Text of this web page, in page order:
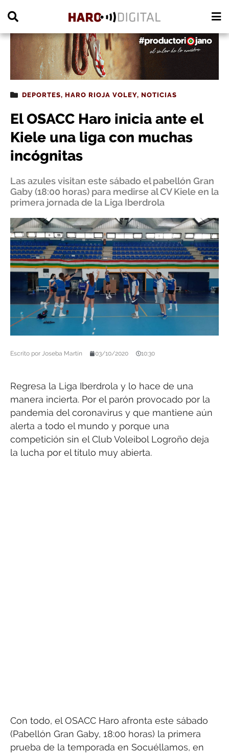
DEPORTES, HARO RIOJA VOLEY, NOTICIAS
El OSACC Haro inicia ante el
Kiele una liga con muchas
incógnitas
Las azules visitan este sábado el pabellón Gran
Gaby (18:00 horas) para medirse al CV Kiele en la
primera jornada de la Liga Iberdrola
Escrito por Joseba Martín 03/10/2020 10:30
Regresa la Liga Iberdrola y lo hace de una
manera incierta. Por el parón provocado por la
pandemia del coronavirus y que mantiene aún
alerta a todo el mundo y porque una
competición sin el Club Voleibol Logroño deja
la lucha por el título muy abierta.
Con todo, el OSACC Haro afronta este sábado
(Pabellón Gran Gaby, 18:00 horas) la primera
prueba de la temporada en Socuéllamos, en